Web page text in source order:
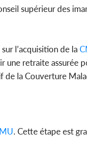
supérieur des
l’acquisition de la
retraite assurée
de la Couverture
. Cette étape est